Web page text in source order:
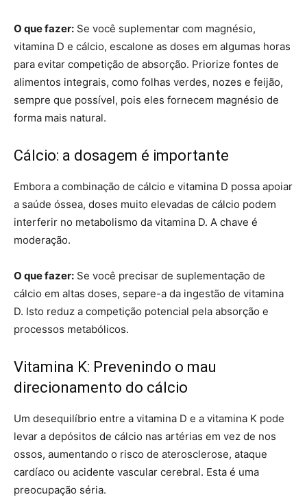
O que fazer: Se você suplementar com magnésio,
vitamina D e cálcio, escalone as doses em algumas horas
para evitar competição de absorção. Priorize fontes de
alimentos integrais, como folhas verdes, nozes e feijão,
sempre que possível, pois eles fornecem magnésio de
forma mais natural.
Cálcio: a dosagem é importante
Embora a combinação de cálcio e vitamina D possa apoiar
a saúde óssea, doses muito elevadas de cálcio podem
interferir no metabolismo da vitamina D. A chave é
moderação.
O que fazer: Se você precisar de suplementação de
cálcio em altas doses, separe-a da ingestão de vitamina
D. Isto reduz a competição potencial pela absorção e
processos metabólicos.
Vitamina K: Prevenindo o mau
direcionamento do cálcio
Um desequilíbrio entre a vitamina D e a vitamina K pode
levar a depósitos de cálcio nas artérias em vez de nos
ossos, aumentando o risco de aterosclerose, ataque
cardíaco ou acidente vascular cerebral. Esta é uma
preocupação séria.